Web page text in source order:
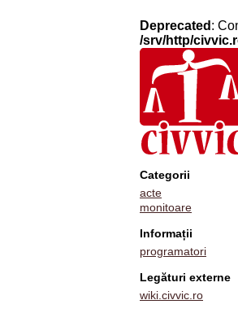
Deprecated :
/srv/http/
Categorii
acte
monitoare
Informații
programatori
Legături externe
wiki.civvic.ro